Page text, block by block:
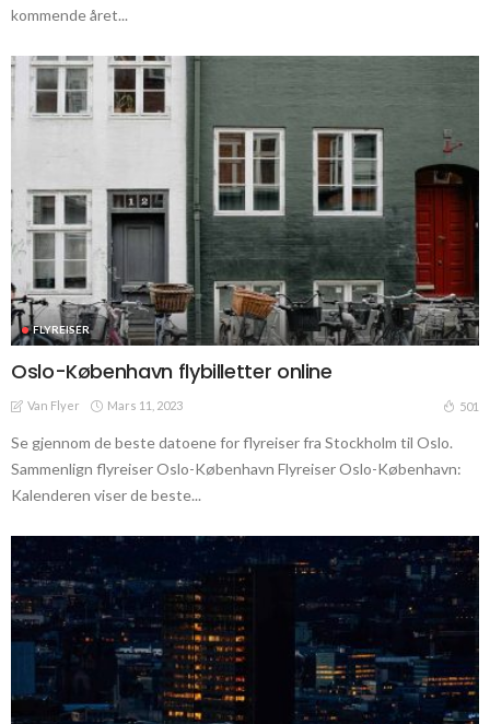
kommende året...
FLYREISER
Oslo-København flybilletter online
Van Flyer Mars 11, 2023 501
Se gjennom de beste datoene for flyreiser fra Stockholm til Oslo.
Sammenlign flyreiser Oslo-København Flyreiser Oslo-København:
Kalenderen viser de beste...